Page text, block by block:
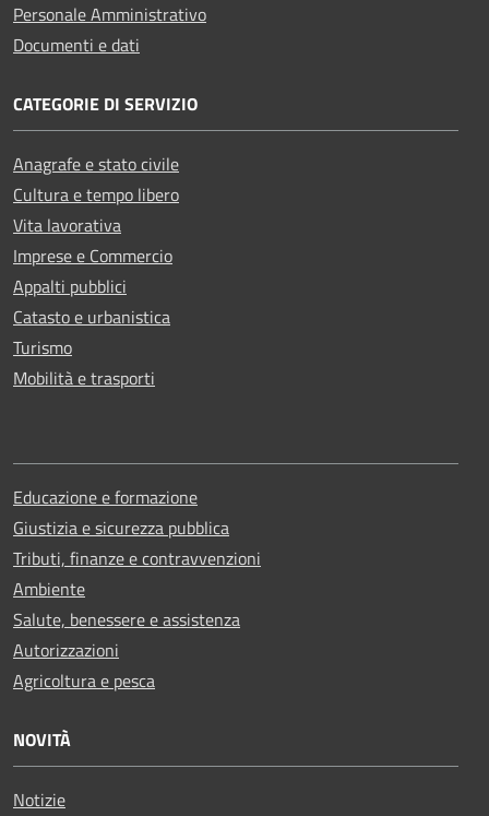
Personale Amministrativo
Documenti e dati
CATEGORIE DI SERVIZIO
Anagrafe e stato civile
Cultura e tempo libero
Vita lavorativa
Imprese e Commercio
Appalti pubblici
Catasto e urbanistica
Turismo
Mobilità e trasporti
Educazione e formazione
Giustizia e sicurezza pubblica
Tributi, finanze e contravvenzioni
Ambiente
Salute, benessere e assistenza
Autorizzazioni
Agricoltura e pesca
NOVITÀ
Notizie